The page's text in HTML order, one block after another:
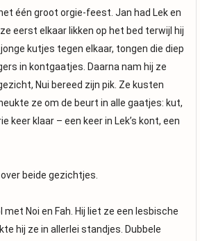
één groot orgie-feest. Jan had Lek en
eerst elkaar likken op het bed terwijl hij
kutjes tegen elkaar, tongen die diep
in kontgaatjes. Daarna nam hij ze
Nui bereed zijn pik. Ze kusten
ze om de beurt in alle gaatjes: kut,
keer klaar – een keer in Lek’s kont, een
beide gezichtjes.
met Noi en Fah. Hij liet ze een lesbische
hij ze in allerlei standjes. Dubbele